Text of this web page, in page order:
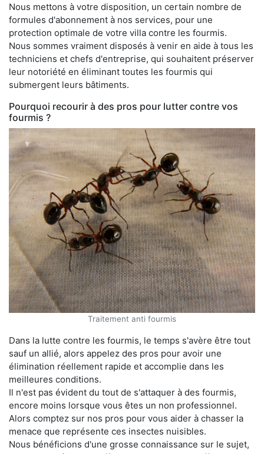
Nous mettons à votre disposition, un certain nombre de
formules d'abonnement à nos services, pour une
protection optimale de votre villa contre les fourmis.
Nous sommes vraiment disposés à venir en aide à tous les
techniciens et chefs d'entreprise, qui souhaitent préserver
leur notoriété en éliminant toutes les fourmis qui
submergent leurs bâtiments.
Pourquoi recourir à des pros pour lutter contre vos
fourmis ?
Traitement anti fourmis
Dans la lutte contre les fourmis, le temps s'avère être tout
sauf un allié, alors appelez des pros pour avoir une
élimination réellement rapide et accomplie dans les
meilleures conditions.
Il n'est pas évident du tout de s'attaquer à des fourmis,
encore moins lorsque vous êtes un non professionnel.
Alors comptez sur nos pros pour vous aider à chasser la
menace que représente ces insectes nuisibles.
Nous bénéficions d'une grosse connaissance sur le sujet,